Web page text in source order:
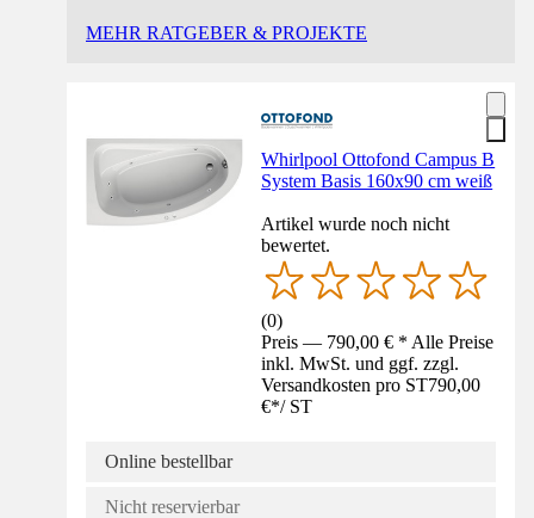
MEHR RATGEBER & PROJEKTE
Whirlpool Ottofond Campus B
System Basis 160x90 cm weiß
Artikel wurde noch nicht
bewertet.
(0)
Preis — 790,00 € * Alle Preise
inkl. MwSt. und ggf. zzgl.
Versandkosten pro ST790,00
€*/ ST
Online bestellbar
Nicht reservierbar